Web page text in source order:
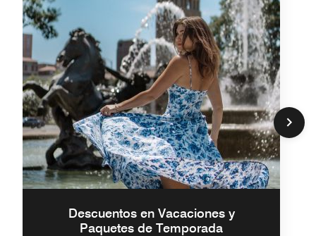
Descuentos en Vacaciones y
Paquetes de Temporada